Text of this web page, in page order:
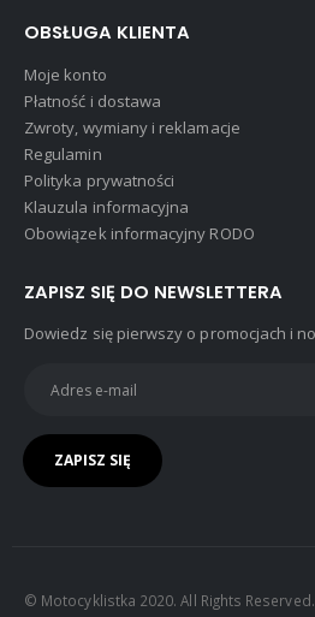
OBSŁUGA KLIENTA
Moje konto
Płatność i dostawa
Zwroty, wymiany i reklamacje
Regulamin
Polityka prywatności
Klauzula informacyjna
Obowiązek informacyjny RODO
ZAPISZ SIĘ DO NEWSLETTERA
Dowiedz się pierwszy o promocjach i
© Motocyklistka 2020. All Rights